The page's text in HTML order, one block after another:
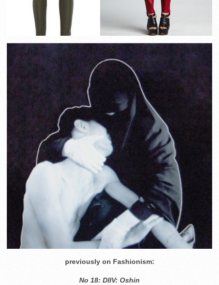
previously on Fashionism:
No 18: DIIV: Oshin